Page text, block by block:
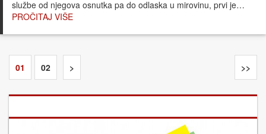
službe od njegova osnutka pa do odlaska u mirovinu, prvi je…
PROČITAJ VIŠE
01 02 > >>